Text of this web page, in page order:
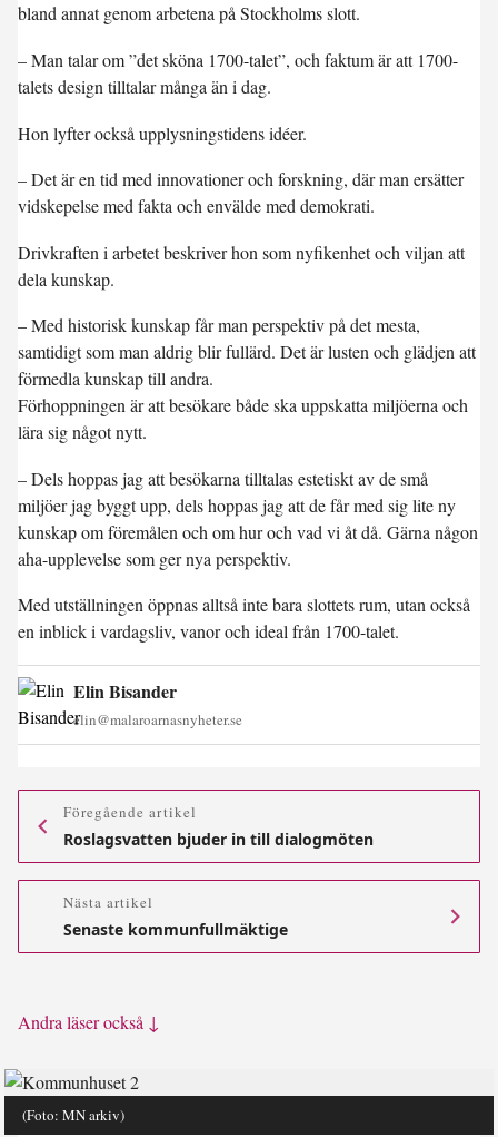
bland annat genom arbetena på Stockholms slott.
– Man talar om ”det sköna 1700-talet”, och faktum är att 1700-
talets design tilltalar många än i dag.
Hon lyfter också upplysningstidens idéer.
– Det är en tid med innovationer och forskning, där man ersätter
vidskepelse med fakta och envälde med demokrati.
Drivkraften i arbetet beskriver hon som nyfikenhet och viljan att
dela kunskap.
– Med historisk kunskap får man perspektiv på det mesta,
samtidigt som man aldrig blir fullärd. Det är lusten och glädjen att
förmedla kunskap till andra.
Förhoppningen är att besökare både ska uppskatta miljöerna och
lära sig något nytt.
– Dels hoppas jag att besökarna tilltalas estetiskt av de små
miljöer jag byggt upp, dels hoppas jag att de får med sig lite ny
kunskap om föremålen och om hur och vad vi åt då. Gärna någon
aha-upplevelse som ger nya perspektiv.
Med utställningen öppnas alltså inte bara slottets rum, utan också
en inblick i vardagsliv, vanor och ideal från 1700-talet.
Elin Bisander
elin@malaroarnasnyheter.se
Föregående artikel
Roslagsvatten bjuder in till dialogmöten
Nästa artikel
Senaste kommunfullmäktige
Andra läser också ↓
(Foto: MN arkiv)